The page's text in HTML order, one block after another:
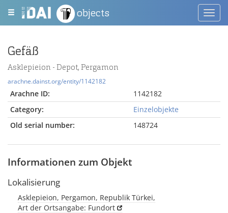
objects
Gefäß
Asklepieion - Depot, Pergamon
arachne.dainst.org/entity/1142182
Arachne ID:
1142182
Category:
Einzelobjekte
Old serial number:
148724
Informationen zum Objekt
Lokalisierung
Asklepieion, Pergamon, Republik Türkei,
Art der Ortsangabe: Fundort